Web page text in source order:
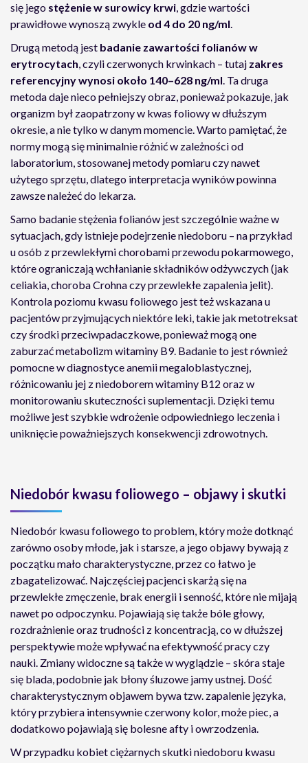
się jego stężenie w surowicy krwi, gdzie wartości
prawidłowe wynoszą zwykle od 4 do 20 ng/ml.
Drugą metodą jest badanie zawartości folianów w
erytrocytach, czyli czerwonych krwinkach – tutaj zakres
referencyjny wynosi około 140–628 ng/ml. Ta druga
metoda daje nieco pełniejszy obraz, ponieważ pokazuje, jak
organizm był zaopatrzony w kwas foliowy w dłuższym
okresie, a nie tylko w danym momencie. Warto pamiętać, że
normy mogą się minimalnie różnić w zależności od
laboratorium, stosowanej metody pomiaru czy nawet
użytego sprzętu, dlatego interpretacja wyników powinna
zawsze należeć do lekarza.
Samo badanie stężenia folianów jest szczególnie ważne w
sytuacjach, gdy istnieje podejrzenie niedoboru – na przykład
u osób z przewlekłymi chorobami przewodu pokarmowego,
które ograniczają wchłanianie składników odżywczych (jak
celiakia, choroba Crohna czy przewlekłe zapalenia jelit).
Kontrola poziomu kwasu foliowego jest też wskazana u
pacjentów przyjmujących niektóre leki, takie jak metotreksat
czy środki przeciwpadaczkowe, ponieważ mogą one
zaburzać metabolizm witaminy B9. Badanie to jest również
pomocne w diagnostyce anemii megaloblastycznej,
różnicowaniu jej z niedoborem witaminy B12 oraz w
monitorowaniu skuteczności suplementacji. Dzięki temu
możliwe jest szybkie wdrożenie odpowiedniego leczenia i
uniknięcie poważniejszych konsekwencji zdrowotnych.
Niedobór kwasu foliowego – objawy i skutki
Niedobór kwasu foliowego to problem, który może dotknąć
zarówno osoby młode, jak i starsze, a jego objawy bywają z
początku mało charakterystyczne, przez co łatwo je
zbagatelizować. Najczęściej pacjenci skarżą się na
przewlekłe zmęczenie, brak energii i senność, które nie mijają
nawet po odpoczynku. Pojawiają się także bóle głowy,
rozdrażnienie oraz trudności z koncentracją, co w dłuższej
perspektywie może wpływać na efektywność pracy czy
nauki. Zmiany widoczne są także w wyglądzie – skóra staje
się blada, podobnie jak błony śluzowe jamy ustnej. Dość
charakterystycznym objawem bywa tzw. zapalenie języka,
który przybiera intensywnie czerwony kolor, może piec, a
dodatkowo pojawiają się bolesne afty i owrzodzenia.
W przypadku kobiet ciężarnych skutki niedoboru kwasu